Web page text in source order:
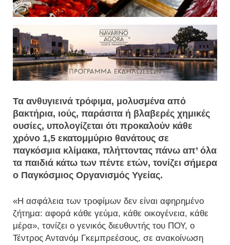
Τα ανθυγιεινά τρόφιμα, μολυσμένα από
βακτήρια, ιούς, παράσιτα ή βλαβερές χημικές
ουσίες, υπολογίζεται ότι προκαλούν κάθε
χρόνο 1,5 εκατομμύριο θανάτους σε
παγκόσμια κλίμακα, πλήττοντας πάνω απ’ όλα
τα παιδιά κάτω των πέντε ετών, τονίζει σήμερα
ο Παγκόσμιος Οργανισμός Υγείας.
«Η ασφάλεια των τροφίμων δεν είναι αφηρημένο
ζήτημα: αφορά κάθε γεύμα, κάθε οικογένεια, κάθε
μέρα», τονίζει ο γενικός διευθυντής του ΠΟΥ, ο
Τέντρος Αντανόμ Γκεμπρεέσους, σε ανακοίνωση